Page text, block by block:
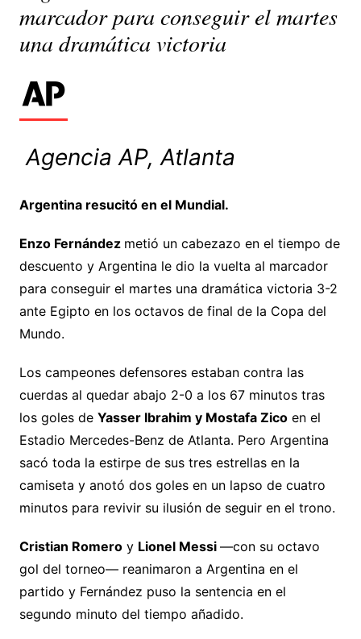
marcador para conseguir el martes
una dramática victoria
Agencia AP, Atlanta
Argentina resucitó en el Mundial.
Enzo Fernández metió un cabezazo en el tiempo de
descuento y Argentina le dio la vuelta al marcador
para conseguir el martes una dramática victoria 3-2
ante Egipto en los octavos de final de la Copa del
Mundo.
Los campeones defensores estaban contra las
cuerdas al quedar abajo 2-0 a los 67 minutos tras
los goles de Yasser Ibrahim y Mostafa Zicoen el
Estadio Mercedes-Benz de Atlanta. Pero Argentina
sacó toda la estirpe de sus tres estrellas en la
camiseta y anotó dos goles en un lapso de cuatro
minutos para revivir su ilusión de seguir en el trono.
Cristian Romeroy Lionel Messi —con su octavo
gol del torneo— reanimaron a Argentina en el
partido y Fernández puso la sentencia en el
segundo minuto del tiempo añadido.